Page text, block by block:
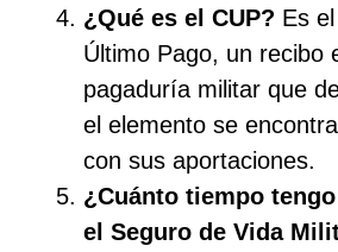
¿Qué es el CUP? Es
Último Pago, un recibo
pagaduría militar que
el elemento se
con sus aportaciones.
¿Cuánto tiempo
el Seguro de Vida